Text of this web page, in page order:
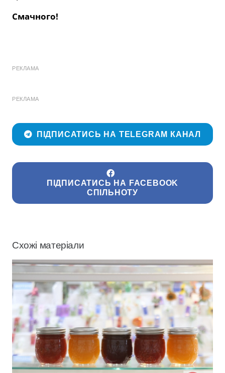
Смачного!
РЕКЛАМА
РЕКЛАМА
ПІДПИСАТИСЬ НА TELEGRAM КАНАЛ
ПІДПИСАТИСЬ НА FACEBOOK
СПІЛЬНОТУ
Схожі матеріали